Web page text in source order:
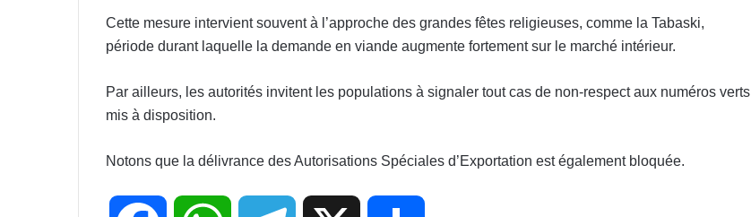
Cette mesure intervient souvent à l’approche des grandes fêtes religieuses, comme la Tabaski,
période durant laquelle la demande en viande augmente fortement sur le marché intérieur.
Par ailleurs, les autorités invitent les populations à signaler tout cas de non-respect aux numéros verts
mis à disposition.
Notons que la délivrance des Autorisations Spéciales d’Exportation est également bloquée.